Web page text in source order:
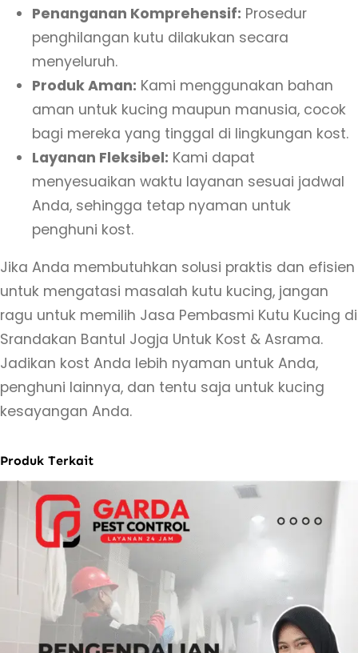
Penanganan Komprehensif: Prosedur
penghilangan kutu dilakukan secara
menyeluruh.
Produk Aman: Kami menggunakan bahan
aman untuk kucing maupun manusia, cocok
bagi mereka yang tinggal di lingkungan kost.
Layanan Fleksibel: Kami dapat
menyesuaikan waktu layanan sesuai jadwal
Anda, sehingga tetap nyaman untuk
penghuni kost.
Jika Anda membutuhkan solusi praktis dan efisien
untuk mengatasi masalah kutu kucing, jangan
ragu untuk memilih Jasa Pembasmi Kutu Kucing di
Srandakan Bantul Jogja Untuk Kost & Asrama.
Jadikan kost Anda lebih nyaman untuk Anda,
penghuni lainnya, dan tentu saja untuk kucing
kesayangan Anda.
Produk Terkait